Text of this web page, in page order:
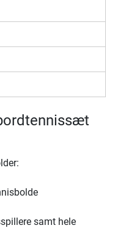
samt hele